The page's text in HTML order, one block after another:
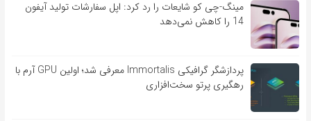
مینگ-چی کو شایعات را رد کرد: اپل سفارشات تولید آیفون
14 را کاهش نمی‌دهد
پردازشگر گرافیکی Immortalis معرفی شد؛ اولین GPU آرم با
رهگیری پرتو سخت‌افزاری